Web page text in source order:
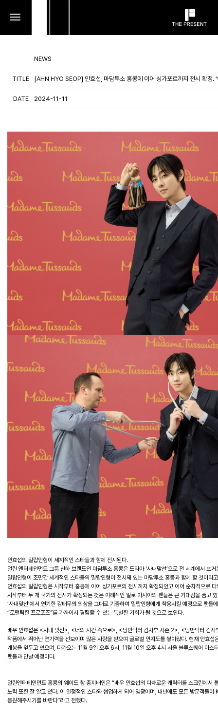
toggle
NEWS
TITLE [AHN HYO SEOP] 안효섭, 마담투소 홍콩에 이어 싱가포르까지 전시 확정. ‘
DATE 2024-11-11
안효섭의 밀랍인형이 세계적인 스타들과 함께 전시된다.
멀린 엔터테인먼트 그룹 산하 브랜드인 마담투소 홍콩은 드라마 '사내맞선’으로 전 세계에서 뜨
밀랍인형이 조만간 세계적인 스타들의 밀랍인형이 전시돼 있는 마담투소 홍콩과 함께 할 것이라
안효섭의 밀랍인형은 시작부터 홍콩에 이어 싱가포르의 전시까지 확정되었고 이어 순차적으로
시작부터 두 개 국가의 전시가 확정되는 것은 이례적인 일로 아시아의 팬들은 큰 기대감을 품고
‘사내맞선’에서 연기한 강태무의 의상을 그대로 기증하여 밀랍인형에게 착용시킬 예정으로 팬들
“로맨틱한 프로포즈”를 가까이서 경험할 수 있는 특별한 기회가 될 것으로 보인다.
배우 안효섭은 <사내 맞선>, <너의 시간 속으로>, <낭만닥터 김사부 시즌 2>, <낭만닥터 김
작품에서 뛰어난 연기력을 선보이며 많은 사랑을 받으며 글로벌 인지도를 쌓아왔다. 현재 안효
개봉을 앞두고 있으며, 다가오는 11월 9일 오후 6시, 11월 10일 오후 4시 서울 블루스퀘어 마스
팬들과 만날 예정이다.
멀린엔터테인먼트 홍콩의 웨이드 창 총지배인은 “배우 안효섭의 다채로운 캐릭터를 스크린에서
노력 또한 잘 알고 있다. 이 열정적인 스타와 협업하게 되어 영광이며, 내년에도 모든 방문객들이
응원해주시기를 바란다”라고 전했다.